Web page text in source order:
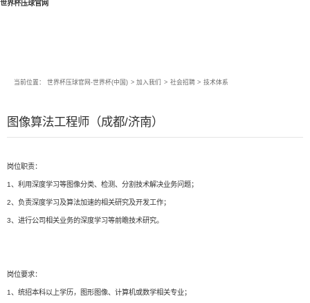
世界杯压球官网
当前位置： 世界杯压球官网-世界杯(中国) > 加入我们 > 社会招聘 > 技术体系
图像算法工程师（成都/济南）
岗位职责：
1、利用深度学习等图像分类、检测、分割技术解决业务问题；
2、负责深度学习及算法加速的相关研究及开发工作；
3、进行公司相关业务的深度学习等前瞻技术研究。
岗位要求：
1、统招本科以上学历，图形图像、计算机或数学相关专业；